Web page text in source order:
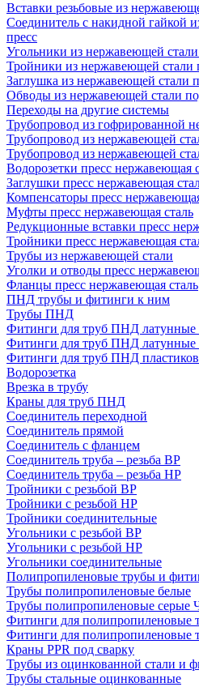
Вставки резьбовые из
Соединитель с накидной гайкой
пресс
Угольники из нержавеющей
Тройники из нержавеющей стали
Заглушка из нержавеющей стали
Обводы из нержавеющей стали
Переходы на другие системы
Трубопровод из гофрированной
Трубопровод из нержавеющей
Трубопровод из нержавеющей
Водорозетки пресс нержавеющая
Заглушки пресс нержавеющая
Компенсаторы пресс
Муфты пресс нержавеющая сталь
Редукционные вставки пресс
Тройники пресс нержавеющая
Трубы из нержавеющей стали
Уголки и отводы пресс
Фланцы пресс нержавеющая сталь
ПНД трубы и фитинги к ним
Трубы ПНД
Фитинги для труб ПНД латунные
Фитинги для труб ПНД латунные
Фитинги для труб ПНД
Водорозетка
Врезка в трубу
Краны для труб ПНД
Соединитель переходной
Соединитель прямой
Соединитель с фланцем
Соединитель труба – резьба ВР
Соединитель труба – резьба НР
Тройники с резьбой ВР
Тройники с резьбой НР
Тройники соединительные
Угольники с резьбой ВР
Угольники с резьбой НР
Угольники соединительные
Полипропиленовые трубы и
Трубы полипропиленовые белые
Трубы полипропиленовые серые
Фитинги для полипропиленовые
Фитинги для полипропиленовые
Краны PPR под сварку
Трубы из оцинкованной стали и
Трубы стальные оцинкованные